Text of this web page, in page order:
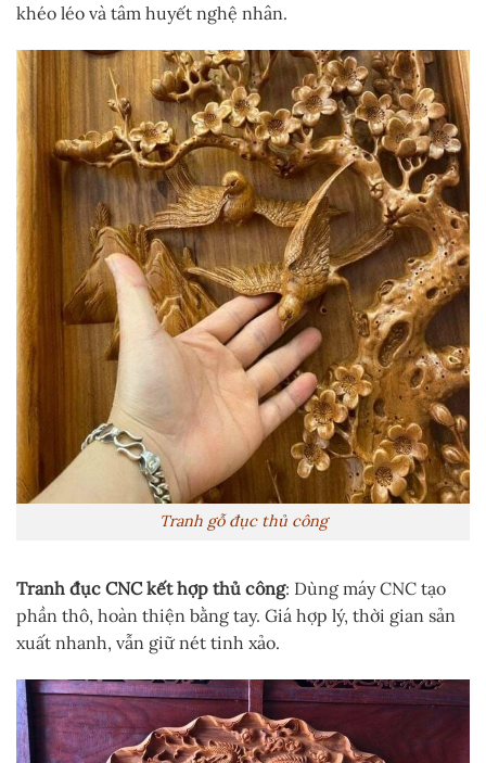
khéo léo và tâm huyết nghệ nhân.
Tranh gỗ đục thủ công
Tranh đục CNC kết hợp thủ công: Dùng máy CNC tạo
phần thô, hoàn thiện bằng tay. Giá hợp lý, thời gian sản
xuất nhanh, vẫn giữ nét tinh xảo.